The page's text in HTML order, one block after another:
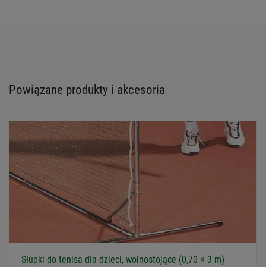
Powiązane produkty i akcesoria
Słupki do tenisa dla dzieci, wolnostojące (0,70 × 3 m)